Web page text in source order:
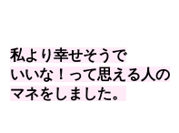
私より幸せそうで
いいな！って思える人の
マネをしました。